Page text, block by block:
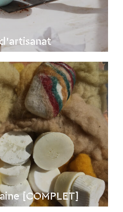
[COMPLET]